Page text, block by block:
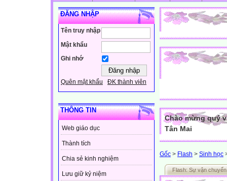
ĐĂNG NHẬP
Tên truy nhập
Mật khẩu
Ghi nhớ
Quên mật khẩu ĐK thành viên
THÔNG TIN
Web giáo dục
Thành tích
Chia sẻ kinh nghiệm
Lưu giữ kỷ niệm
Chào mừng quý
Tân Mai
Gốc > Flash > Sinh học
Flash: Sự vận